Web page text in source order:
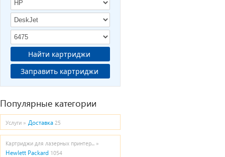
Найти картриджи
Заправить картриджи
Популярные категории
Услуги » Доставка 25
Картриджи для лазерных принтер... »
Hewlett Packard 1054